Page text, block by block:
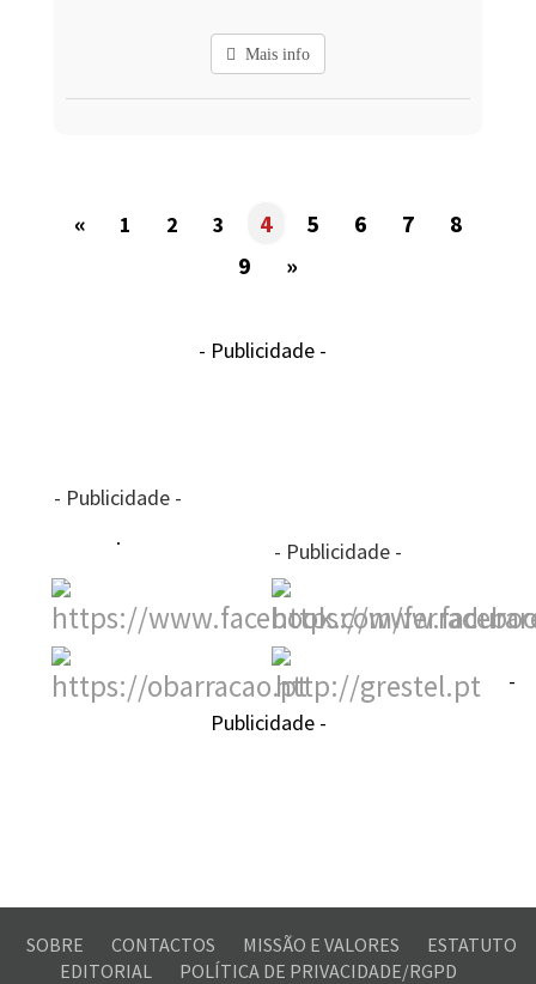
Mais info
« 1 2 3 4 5 6 7
8
9
»
- Publicidade -
- Publicidade -
- Publicidade -
-
Publicidade -
SOBRE CONTACTOS MISSÃO E VALORES
ESTATUTO
EDITORIAL
POLÍTICA DE PRIVACIDADE/RGPD